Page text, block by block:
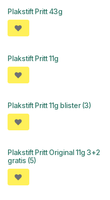
Plakstift Pritt 43g
Plakstift Pritt 11g
Plakstift Pritt 11g blister (3)
Plakstift Pritt Original 11g 3+2
gratis (5)